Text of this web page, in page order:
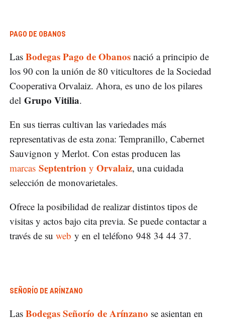
PAGO DE OBANOS
Las Bodegas Pago de Obanos nació a principio de
los 90 con la unión de 80 viticultores de la Sociedad
Cooperativa Orvalaiz. Ahora, es uno de los pilares
del Grupo Vitilia.
En sus tierras cultivan las variedades más
representativas de esta zona: Tempranillo, Cabernet
Sauvignon y Merlot. Con estas producen las
marcas Septentrion y Orvalaiz, una cuidada
selección de monovarietales.
Ofrece la posibilidad de realizar distintos tipos de
visitas y actos bajo cita previa. Se puede contactar a
través de su web y en el teléfono 948 34 44 37.
SEÑORÍO DE ARÍNZANO
Las Bodegas Señorío de Arínzano se asientan en